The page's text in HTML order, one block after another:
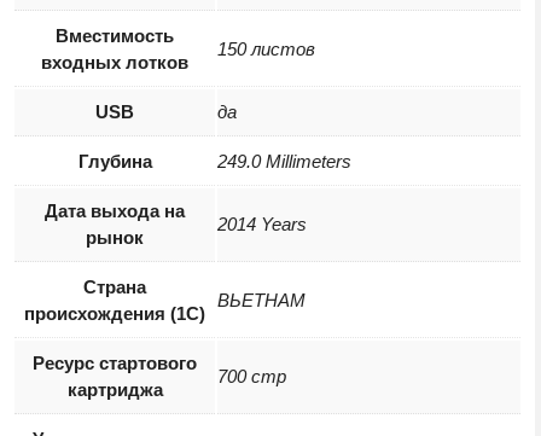
Вместимость
входных лотков
150 листов
USB да
Глубина 249.0 Millimeters
Дата выхода на
рынок
2014 Years
Страна
происхождения (1С)
ВЬЕТНАМ
Ресурс стартового
картриджа
700 стр